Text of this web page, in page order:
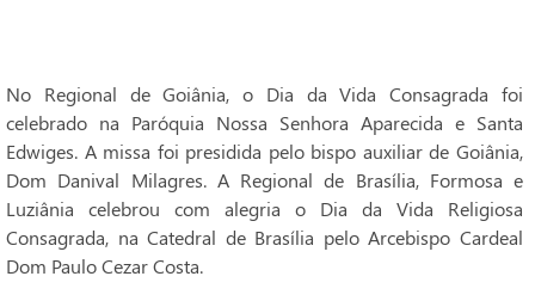
No Regional de Goiânia, o Dia da Vida Consagrada foi
celebrado na Paróquia Nossa Senhora Aparecida e Santa
Edwiges. A missa foi presidida pelo bispo auxiliar de Goiânia,
Dom Danival Milagres. A Regional de Brasília, Formosa e
Luziânia celebrou com alegria o Dia da Vida Religiosa
Consagrada, na Catedral de Brasília pelo Arcebispo Cardeal
Dom Paulo Cezar Costa.